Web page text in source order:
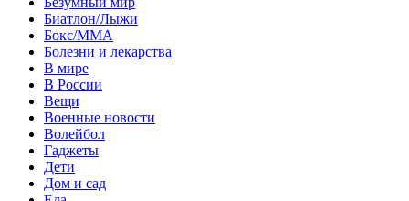
Биатлон/Лыжи
Бокс/MMA
Болезни и лекарства
В мире
В России
Вещи
Военные новости
Волейбол
Гаджеты
Дети
Дом и сад